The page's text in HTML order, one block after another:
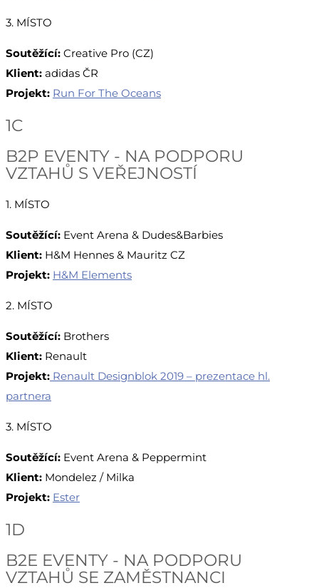
3. MÍSTO
Soutěžící: Creative Pro (CZ)
Klient: adidas ČR
Projekt: Run For The Oceans
1C
B2P EVENTY - NA PODPORU
VZTAHŮ S VEŘEJNOSTÍ
1. MÍSTO
Soutěžící: Event Arena & Dudes&Barbies
Klient: H&M Hennes & Mauritz CZ
Projekt: H&M Elements
2. MÍSTO
Soutěžící: Brothers
Klient: Renault
Projekt: Renault Designblok 2019 – prezentace hl.
partnera
3. MÍSTO
Soutěžící: Event Arena & Peppermint
Klient: Mondelez / Milka
Projekt: Ester
1D
B2E EVENTY - NA PODPORU
VZTAHŮ SE ZAMĚSTNANCI